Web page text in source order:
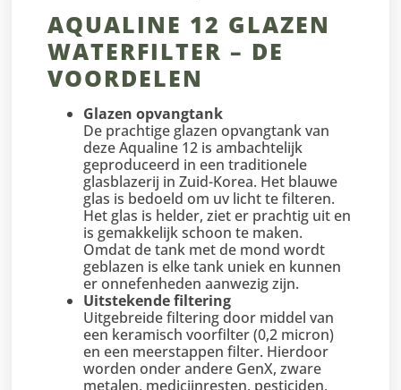
AQUALINE 12 GLAZEN
WATERFILTER – DE
VOORDELEN
Glazen opvangtank
De prachtige glazen opvangtank van
deze Aqualine 12 is ambachtelijk
geproduceerd in een traditionele
glasblazerij in Zuid-Korea. Het blauwe
glas is bedoeld om uv licht te filteren.
Het glas is helder, ziet er prachtig uit en
is gemakkelijk schoon te maken.
Omdat de tank met de mond wordt
geblazen is elke tank uniek en kunnen
er onnefenheden aanwezig zijn.
Uitstekende filtering
Uitgebreide filtering door middel van
een keramisch voorfilter (0,2 micron)
en een meerstappen filter. Hierdoor
worden onder andere GenX, zware
metalen, medicijnresten, pesticiden,